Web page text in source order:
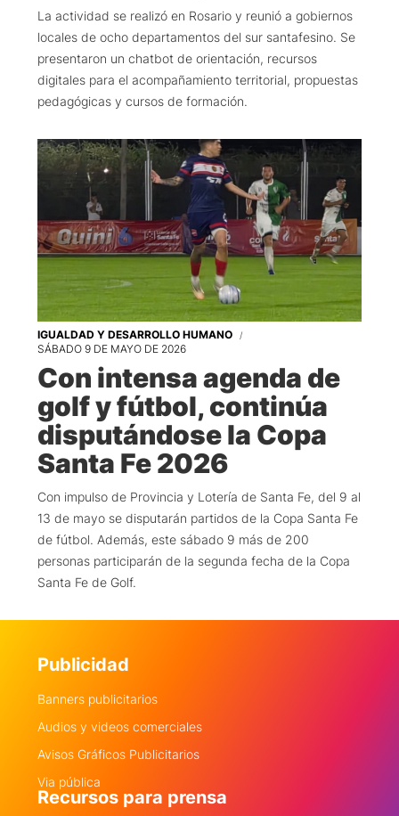
La actividad se realizó en Rosario y reunió a gobiernos
locales de ocho departamentos del sur santafesino. Se
presentaron un chatbot de orientación, recursos
digitales para el acompañamiento territorial, propuestas
pedagógicas y cursos de formación.
IGUALDAD Y DESARROLLO HUMANO
SÁBADO 9 DE MAYO DE 2026
Con intensa agenda de
golf y fútbol, continúa
disputándose la Copa
Santa Fe 2026
Con impulso de Provincia y Lotería de Santa Fe, del 9 al
13 de mayo se disputarán partidos de la Copa Santa Fe
de fútbol. Además, este sábado 9 más de 200
personas participarán de la segunda fecha de la Copa
Santa Fe de Golf.
Publicidad
Banners publicitarios
Audios y videos comerciales
Avisos Gráficos Publicitarios
Via pública
Recursos para prensa